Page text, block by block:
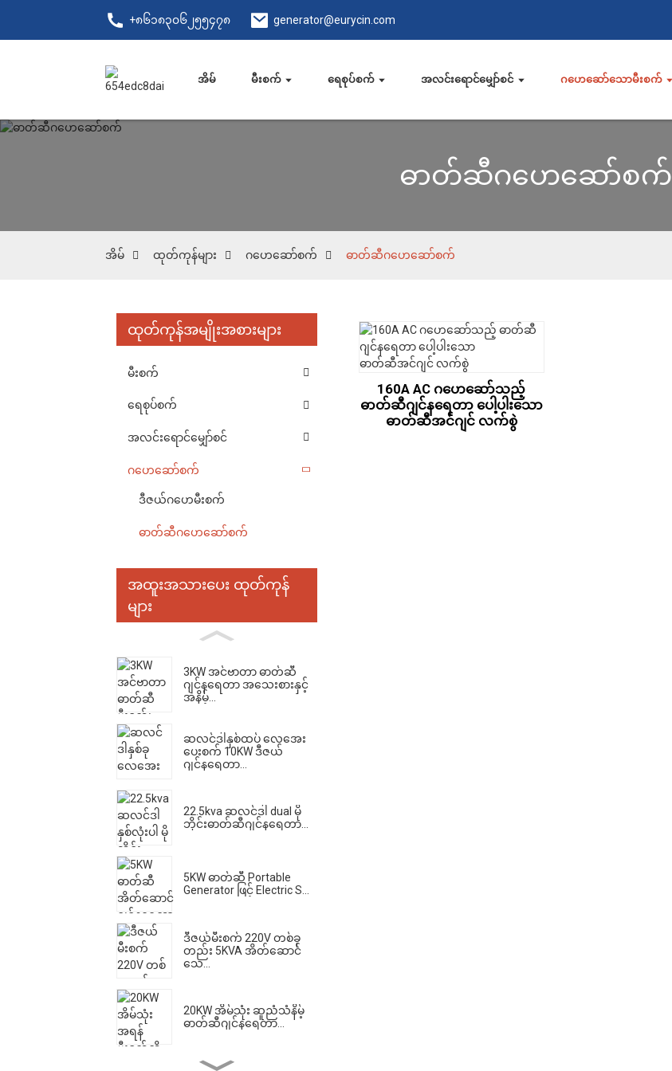
+၈၆၁၈၃၀၆၂၅၅၄၇၈ generator@eurycin.com
အိမ် မီးစက် ရေစုပ်စက် အလင်းရောင်မျှော်စင် ဂဟေဆော်သောမီးစက်
ဓာတ်ဆီဂဟေဆော်စက်
အိမ် ထုတ်ကုန်များ ဂဟေဆော်စက် ဓာတ်ဆီဂဟေဆော်စက်
ထုတ်ကုန်အမျိုးအစားများ
မီးစက်
ရေစုပ်စက်
အလင်းရောင်မျှော်စင်
ဂဟေဆော်စက်
ဒီဇယ်ဂဟေမီးစက်
ဓာတ်ဆီဂဟေဆော်စက်
အထူးအသားပေး ထုတ်ကုန်
များ
3KW အင်ဗာတာ ဓာတ်ဆီ
ဂျင်နရေတာ အသေးစားနှင့်
အနိမ့်...
ဆလင်ဒါနှစ်ထပ် လေအေး
ပေးစက် 10KW ဒီဇယ်
ဂျင်နရေတာ...
22.5kva ဆလင်ဒါ dual မို
ဘိုင်းဓာတ်ဆီဂျင်နရေတာ...
5KW ဓာတ်ဆီ Portable
Generator ဖြင့် Electric S...
ဒီဇယ်မီးစက် 220V တစ်ခု
တည်း 5KVA အိတ်ဆောင်
သေ...
20KW အိမ်သုံး ဆူညံသံနိမ့်
ဓာတ်ဆီဂျင်နရေတာ...
160A AC ဂဟေဆော်သည့်
ဓာတ်ဆီဂျင်နရေတာ ပေါ့ပါးသော
ဓာတ်ဆီအင်ဂျင် လက်စွဲ